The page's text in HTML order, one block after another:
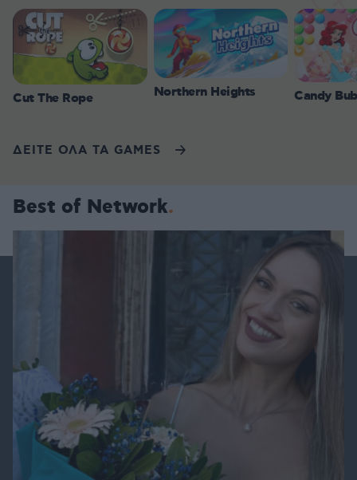
Cut The Rope Northern Heights Candy
ΔΕΙΤΕ ΟΛΑ ΤΑ GAMES
Best of Network